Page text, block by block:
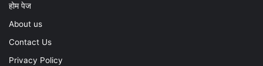
होम पेज
About us
Contact Us
Privacy Policy